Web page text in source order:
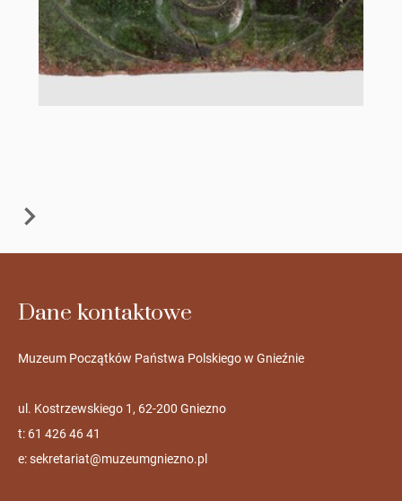
Dane kontaktowe
Muzeum Początków Państwa Polskiego w Gnieźnie
ul. Kostrzewskiego 1, 62-200 Gniezno
t: 61 426 46 41
e:sekretariat@muzeumgniezno.pl